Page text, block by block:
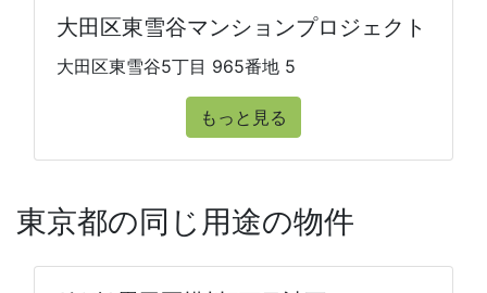
大田区東雪谷マンションプロジェクト
大田区東雪谷5丁目 965番地 5
もっと見る
東京都の同じ用途の物件